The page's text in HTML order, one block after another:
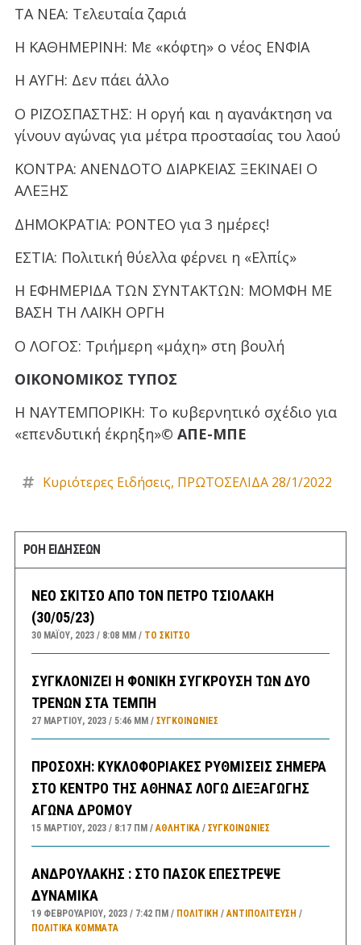
ΤΑ ΝΕΑ: Τελευταία ζαριά
Η ΚΑΘΗΜΕΡΙΝΗ: Με «κόφτη» ο νέος ΕΝΦΙΑ
Η ΑΥΓΗ: Δεν πάει άλλο
Ο ΡΙΖΟΣΠΑΣΤΗΣ: Η οργή και η αγανάκτηση να
γίνουν αγώνας για μέτρα προστασίας του λαού
ΚΟΝΤΡΑ: ΑΝΕΝΔΟΤΟ ΔΙΑΡΚΕΙΑΣ ΞΕΚΙΝΑΕΙ Ο
ΑΛΕΞΗΣ
ΔΗΜΟΚΡΑΤΙΑ: ΡΟΝΤΕΟ για 3 ημέρες!
ΕΣΤΙΑ: Πολιτική θύελλα φέρνει η «Ελπίς»
Η ΕΦΗΜΕΡΙΔΑ ΤΩΝ ΣΥΝΤΑΚΤΩΝ: ΜΟΜΦΗ ΜΕ
ΒΑΣΗ ΤΗ ΛΑΪΚΗ ΟΡΓΗ
Ο ΛΟΓΟΣ: Τριήμερη «μάχη» στη βουλή
ΟΙΚΟΝΟΜΙΚΟΣ ΤΥΠΟΣ
Η ΝΑΥΤΕΜΠΟΡΙΚΗ: Το κυβερνητικό σχέδιο για
«επενδυτική έκρηξη»© ΑΠΕ-ΜΠΕ
Κυριότερες Ειδήσεις, ΠΡΩΤΟΣΕΛΙΔΑ 28/1/2022
ΡΟΗ ΕΙΔΗΣΕΩΝ
ΝΕΟ ΣΚΙΤΣΟ ΑΠΟ ΤΟΝ ΠΕΤΡΟ ΤΣΙΟΛΑΚΗ
(30/05/23)
30 ΜΑΪ́ΟΥ, 2023 8:08 ΜΜ ΤΟ ΣΚΊΤΣΟ
ΣΥΓΚΛΟΝΙΖΕΙ Η ΦΟΝΙΚΗ ΣΥΓΚΡΟΥΣΗ ΤΩΝ ΔΥΟ
ΤΡΕΝΩΝ ΣΤΑ ΤΕΜΠΗ
27 ΜΑΡΤΊΟΥ, 2023 5:46 ΜΜ ΣΥΓΚΟΙΝΩΝΊΕΣ
ΠΡΟΣΟΧΗ: ΚΥΚΛΟΦΟΡΙΑΚΕΣ ΡΥΘΜΙΣΕΙΣ ΣΗΜΕΡΑ
ΣΤΟ ΚΕΝΤΡΟ ΤΗΣ ΑΘΗΝΑΣ ΛΟΓΩ ΔΙΕΞΑΓΩΓΗΣ
ΑΓΩΝΑ ΔΡΟΜΟΥ
15 ΜΑΡΤΊΟΥ, 2023 8:17 ΠΜ ΑΘΛΗΤΙΚΑ/ ΣΥΓΚΟΙΝΩΝΊΕΣ
ΑΝΔΡΟΥΛΑΚΗΣ : ΣΤΟ ΠΑΣΟΚ ΕΠΕΣΤΡΕΨΕ
ΔΥΝΑΜΙΚΑ
19 ΦΕΒΡΟΥΑΡΊΟΥ, 2023 7:42 ΠΜ ΠΟΛΙΤΙΚΗ /ΑΝΤΙΠΟΛΊΤΕΥΣΗ /
ΠΟΛΙΤΙΚΆ ΚΌΜΜΑΤΑ